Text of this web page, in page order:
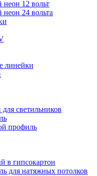
12 вольт
24 вольта
линейки
светильников
профиль
в гипсокартон
для натяжных потолков